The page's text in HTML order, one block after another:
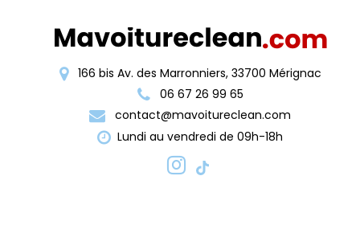
166 bis Av. des Marronniers, 33700 Mérignac
06 67 26 99 65
contact@mavoitureclean.com
Lundi au vendredi de 09h-18h